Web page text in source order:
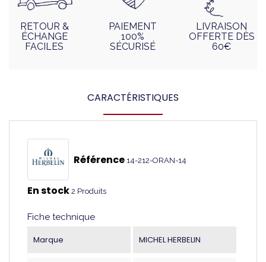
RETOUR &
ÉCHANGE
FACILES
PAIEMENT
100%
SÉCURISÉ
LIVRAISON
OFFERTE DÈS
60€
CARACTÉRISTIQUES
Référence 14-212-ORAN-14
En stock 2 Produits
Fiche technique
Marque MICHEL HERBELIN